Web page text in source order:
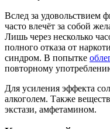
Вслед за удовольствием
часто влечёт за собой
Лишь через несколько
полного отказа от
синдром. В попытке
повторному
Для усиления эффекта
алкоголем. Также
экстази, амфетамином.